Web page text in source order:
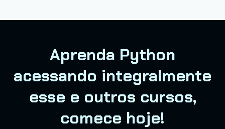
Aprenda Python
acessando integralmente
esse e outros cursos,
comece hoje!